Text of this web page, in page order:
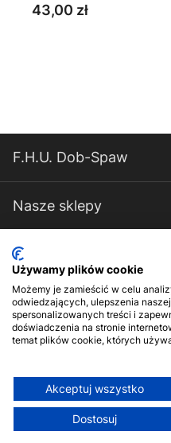
43,00 zł
F.H.U. Dob-Spaw
Nasze sklepy
Spawarki-Magnum
Kontakt
© 2017-2026 F.H.U. Dob-
Używamy plików cookie
Możemy je zamieścić w celu
odwiedzających, ulepszenia
spersonalizowanych treści i
doświadczenia na stronie
temat plików cookie, których
Akceptuj wszystko
Dostosuj